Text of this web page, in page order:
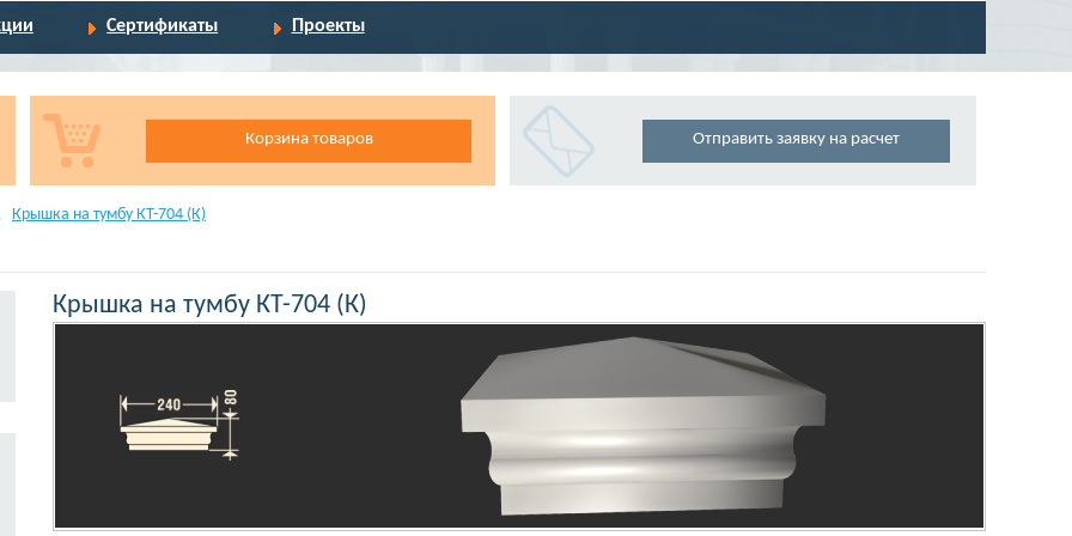
Сертификаты Проекты
Корзина товаров Отправить заявку на расчет
Крышка на тумбу КТ-704 (К)
Крышка на тумбу КТ-704 (К)